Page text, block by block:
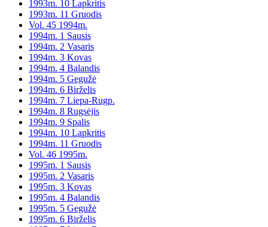
1993m. 10 Lapkritis
1993m. 11 Gruodis
Vol. 45 1994m.
1994m. 1 Sausis
1994m. 2 Vasaris
1994m. 3 Kovas
1994m. 4 Balandis
1994m. 5 Gegužė
1994m. 6 Birželis
1994m. 7 Liepa-Rugp.
1994m. 8 Rugsėjis
1994m. 9 Spalis
1994m. 10 Lapkritis
1994m. 11 Gruodis
Vol. 46 1995m.
1995m. 1 Sausis
1995m. 2 Vasaris
1995m. 3 Kovas
1995m. 4 Balandis
1995m. 5 Gegužė
1995m. 6 Birželis